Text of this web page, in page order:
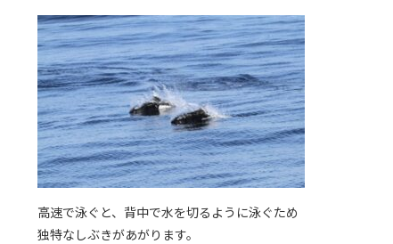
高速で泳ぐと、背中で水を切るように泳ぐため
独特なしぶきがあがります。